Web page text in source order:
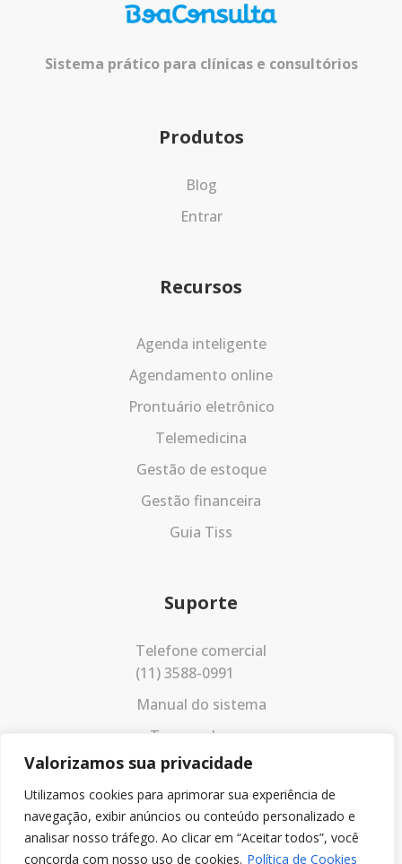
Valorizamos sua privacidade
Utilizamos cookies para aprimorar sua experiência de
navegação, exibir anúncios ou conteúdo personalizado e
analisar nosso tráfego. Ao clicar em “Aceitar todos”, você
concorda com nosso uso de cookies. Política de Cookies
Sistema prático para clínicas e consultórios
Produtos
Blog
Entrar
Recursos
Agenda inteligente
Agendamento online
Prontuário eletrônico
Telemedicina
Gestão de estoque
Gestão financeira
Guia Tiss
Suporte
Telefone comercial
(11) 3588-0991
Manual do sistema
Termos de uso
Política de privacidade